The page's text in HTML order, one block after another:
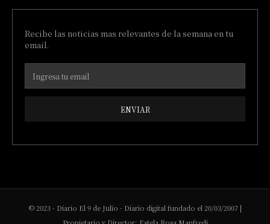
Recibe las noticias mas relevantes de la semana en tu
email.
ENVIAR
© 2023 - Diario El 9 de Julio - Diario digital fundado el 20/03/2007 |